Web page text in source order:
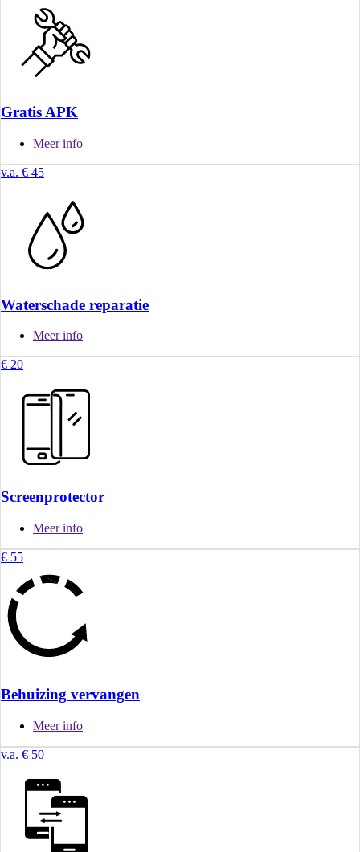
Gratis APK
Meer info
v.a. € 45
Waterschade reparatie
Meer info
€ 20
Screenprotector
Meer info
€ 55
Behuizing vervangen
Meer info
v.a. € 50